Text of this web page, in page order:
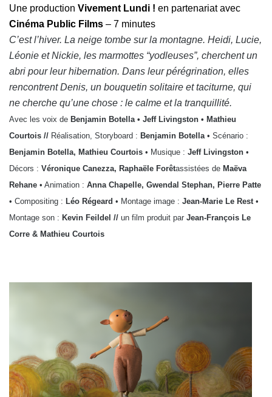
Une production Vivement Lundi ! en partenariat avec
Cinéma Public Films – 7 minutes
C’est l’hiver. La neige tombe sur la montagne. Heidi, Lucie,
Léonie et Nickie, les marmottes “yodleuses”, cherchent un
abri pour leur hibernation. Dans leur pérégrination, elles
rencontrent Denis, un bouquetin solitaire et taciturne, qui
ne cherche qu’une chose : le calme et la tranquillité.
Avec les voix de Benjamin Botella • Jeff Livingston • Mathieu
Courtois // Réalisation, Storyboard : Benjamin Botella • Scénario :
Benjamin Botella, Mathieu Courtois • Musique : Jeff Livingston •
Décors : Véronique Canezza, Raphaële Forêtassistées de Maëva
Rehane • Animation : Anna Chapelle, Gwendal Stephan, Pierre Patte
• Compositing : Léo Régeard • Montage image : Jean-Marie Le Rest •
Montage son : Kevin Feildel // un film produit par Jean-François Le
Corre & Mathieu Courtois